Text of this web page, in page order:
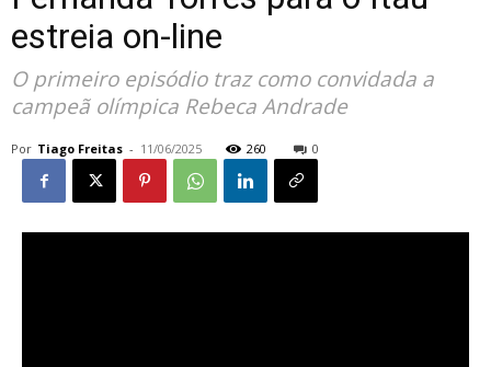
estreia on-line
O primeiro episódio traz como convidada a
campeã olímpica Rebeca Andrade
Por Tiago Freitas - 11/06/2025 260 0